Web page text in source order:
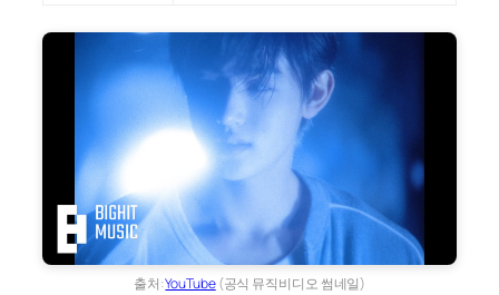
출처:YouTube(공식 뮤직비디오 썸네일)